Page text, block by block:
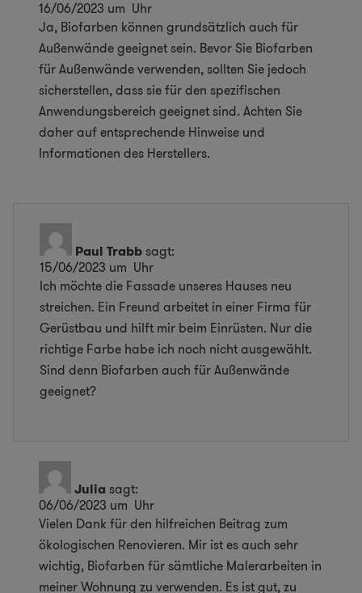
16/06/2023 um Uhr
Ja, Biofarben können grundsätzlich auch für
Außenwände geeignet sein. Bevor Sie Biofarben
für Außenwände verwenden, sollten Sie jedoch
sicherstellen, dass sie für den spezifischen
Anwendungsbereich geeignet sind. Achten Sie
daher auf entsprechende Hinweise und
Informationen des Herstellers.
Paul Trabbsagt:
15/06/2023 um Uhr
Ich möchte die Fassade unseres Hauses neu
streichen. Ein Freund arbeitet in einer Firma für
Gerüstbau und hilft mir beim Einrüsten. Nur die
richtige Farbe habe ich noch nicht ausgewählt.
Sind denn Biofarben auch für Außenwände
geeignet?
Julia sagt:
06/06/2023 um Uhr
Vielen Dank für den hilfreichen Beitrag zum
ökologischen Renovieren. Mir ist es auch sehr
wichtig, Biofarben für sämtliche Malerarbeiten in
meiner Wohnung zu verwenden. Es ist gut, zu